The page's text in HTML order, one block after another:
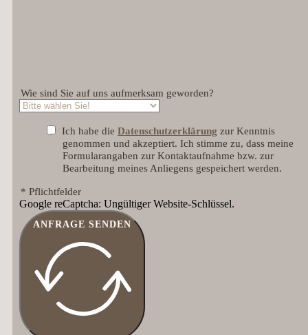
Wie sind Sie auf uns aufmerksam geworden?
Ich habe die Datenschutzerklärung zur Kenntnis
genommen und akzeptiert. Ich stimme zu, dass meine
Formularangaben zur Kontaktaufnahme bzw. zur
Bearbeitung meines Anliegens gespeichert werden.
* Pflichtfelder
Google reCaptcha: Ungültiger Website-Schlüssel.
ANFRAGE SENDEN